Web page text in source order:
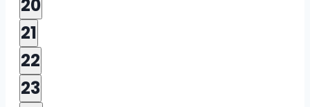
Veranstaltungen,
20
0
Veranstaltungen,
21
0
Veranstaltungen,
22
0
23